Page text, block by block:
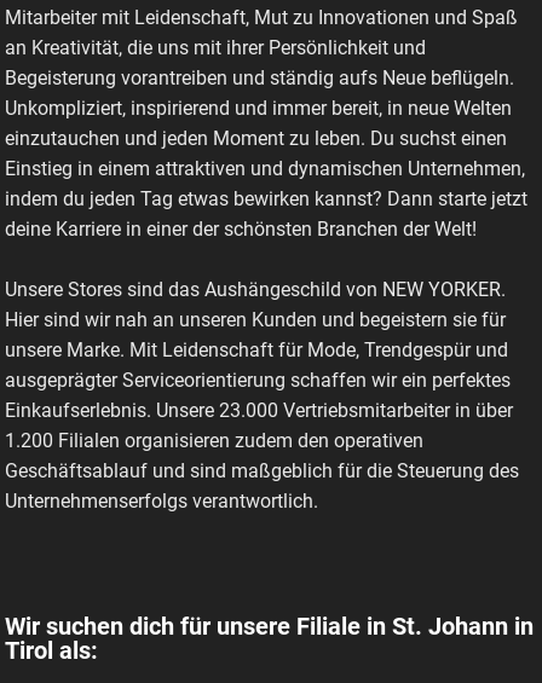
Mitarbeiter mit Leidenschaft, Mut zu Innovationen und Spaß
an Kreativität, die uns mit ihrer Persönlichkeit und
Begeisterung vorantreiben und ständig aufs Neue beflügeln.
Unkompliziert, inspirierend und immer bereit, in neue Welten
einzutauchen und jeden Moment zu leben. Du suchst einen
Einstieg in einem attraktiven und dynamischen Unternehmen,
indem du jeden Tag etwas bewirken kannst? Dann starte jetzt
deine Karriere in einer der schönsten Branchen der Welt!
Unsere Stores sind das Aushängeschild von NEW YORKER.
Hier sind wir nah an unseren Kunden und begeistern sie für
unsere Marke. Mit Leidenschaft für Mode, Trendgespür und
ausgeprägter Serviceorientierung schaffen wir ein perfektes
Einkaufserlebnis. Unsere 23.000 Vertriebsmitarbeiter in über
1.200 Filialen organisieren zudem den operativen
Geschäftsablauf und sind maßgeblich für die Steuerung des
Unternehmenserfolgs verantwortlich.
Wir suchen dich für unsere Filiale in St. Johann in
Tirol als: